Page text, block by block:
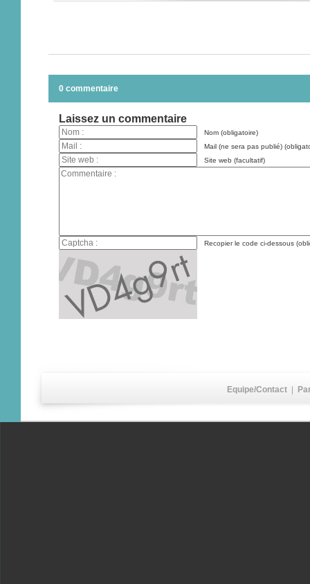
0 commentaire
Laissez un commentaire
Nom (obligatoire)
Mail (ne sera pas publié)
Site web (facultatif)
Recopier le code ci-dessous
Equipe/Contact